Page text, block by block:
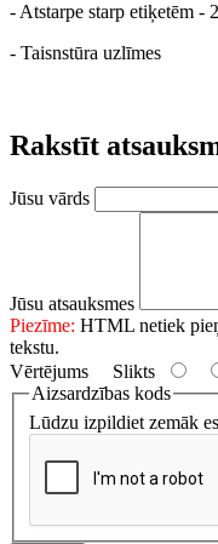
- Atstarpe starp etiķetēm -
- Taisnstūra uzlīmes
Rakstīt
Jūsu vārds
Jūsu atsauksmes
Piezīme: HTML netiek
tekstu.
Vērtējums Slikts
Aizsardzības kods
Lūdzu izpildiet zemāk